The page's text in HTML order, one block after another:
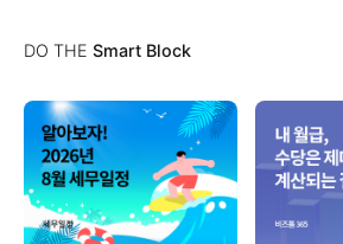
DO THE Smart Block